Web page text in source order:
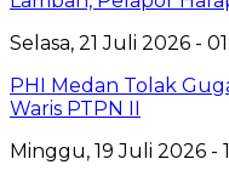
Selasa, 21 Juli 2026 -
PHI Medan Tolak
Waris PTPN II
Minggu, 19 Juli 2026 -